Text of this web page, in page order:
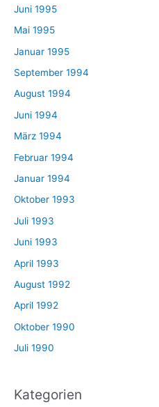
Juni 1995
Mai 1995
Januar 1995
September 1994
August 1994
Juni 1994
März 1994
Februar 1994
Januar 1994
Oktober 1993
Juli 1993
Juni 1993
April 1993
August 1992
April 1992
Oktober 1990
Juli 1990
Kategorien